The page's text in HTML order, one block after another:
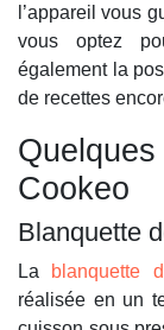
l’appareil vous
vous optez
également la
de recettes
Cookeo
Blanquette
La blanquette
réalisée en un